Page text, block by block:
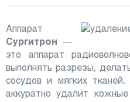
Аппарат
Сургитрон —
это аппарат
выполнять разрезы,
сосудов и мягких
аккуратно удалит